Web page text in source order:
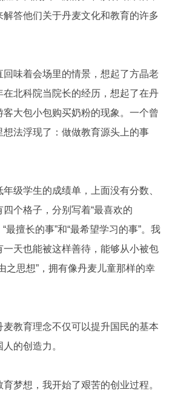
答他们关于丹麦文化和教育的许多
回味着会场里的情景，想起了方晶老
在北科院当院长的经历，想起了在丹
大包小包购买奶粉的现象。一个曾
法浮现了：做做教育源头上的事
级学生的成绩单，上面没有分数、
个格子，分别写着“最喜欢的
“最擅长的事”和“最希望学习的事”。我
天也能被这样善待，能够从小被包
之思想”，拥有像丹麦儿童那样的幸
教育理念不仅可以提升国民的基本
的创造力。
梦想，我开始了艰苦的创业过程。